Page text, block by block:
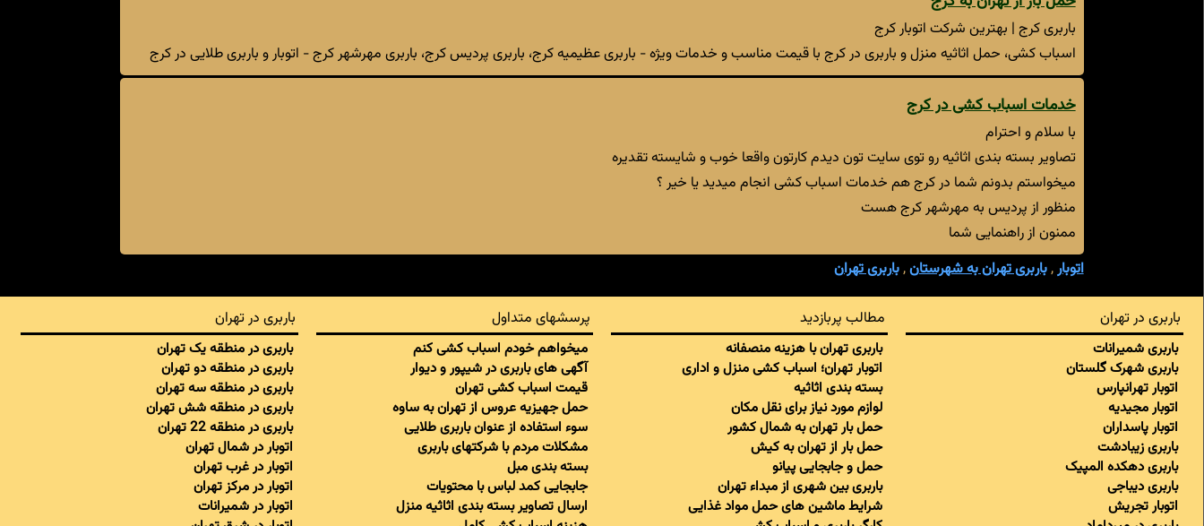
باربری کرج | بهترین شرکت اتوبار کرج
اسباب کشی، حمل اثاثیه منزل و باربری در کرج با قیمت مناسب و خدمات ویژه - باربری عظیمیه کرج، باربری پردیس کرج، باربری مهرشهر کرج - اتوبار و باربری طلایی در کرج
خدمات اسباب کشی در کرج
با سلام و احترام
تصاویر بسته بندی اثاثیه رو توی سایت تون دیدم کارتون واقعا خوب و شایسته تقدیره
میخواستم بدونم شما در کرج هم خدمات اسباب کشی انجام میدید یا خیر ؟
منظور از پردیس به مهرشهر کرج هست
ممنون از راهنمایی شما
اتوبار,باربری تهران به شهرستان,باربری تهران
باربری در تهران
باربری شمیرانات
باربری شهرک گلستان
اتوبار تهرانپارس
اتوبار مجیدیه
اتوبار پاسداران
باربری زیبادشت
باربری دهکده المپیک
باربری دیباجی
اتوبار تجریش
مطالب پربازدید
باربری تهران با هزینه منصفانه
اتوبار تهران؛ اسباب کشی منزل و اداری
بسته بندی اثاثیه
لوازم مورد نیاز برای نقل مکان
حمل بار تهران به شمال کشور
حمل بار از تهران به کیش
حمل و جابجایی پیانو
باربری بین شهری از مبداء تهران
شرایط ماشین های حمل مواد غذایی
پرسشهای متداول
میخواهم خودم اسباب کشی کنم
آگهی های باربری در شیپور و دیوار
قیمت اسباب کشی تهران
حمل جهیزیه عروس از تهران به ساوه
سوء استفاده از عنوان باربری طلایی
مشکلات مردم با شرکتهای باربری
بسته بندی مبل
جابجایی کمد لباس با محتویات
ارسال تصاویر بسته بندی اثاثیه منزل
باربری در تهران
باربری در منطقه یک تهران
باربری در منطقه دو تهران
باربری در منطقه سه تهران
باربری در منطقه شش تهران
باربری در منطقه 22 تهران
اتوبار در شمال تهران
اتوبار در غرب تهران
اتوبار در مرکز تهران
اتوبار در شمیرانات